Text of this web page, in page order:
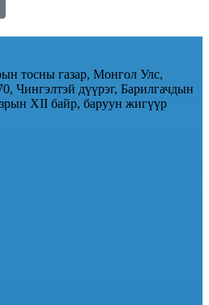
тосны газар, Монгол Улс,
Чингэлтэй дүүрэг, Барилгачдын
XII байр, баруун жигүүр